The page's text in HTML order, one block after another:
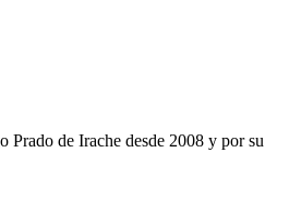
Prado de Irache desde 2008 y por su